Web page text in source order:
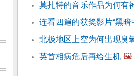
莫扎特的音乐作品为何有
连看四遍的获奖影片“黑暗
北极地区上空为何出现臭
英首相病危后再给生机 🖼️